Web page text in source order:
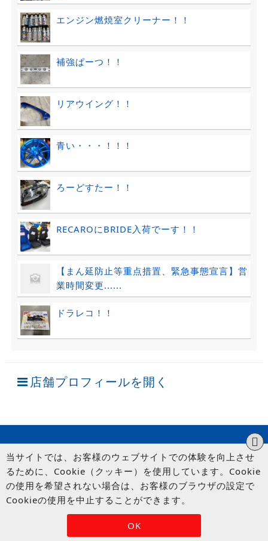
エンジン燃焼室クリーナー！！
補強ぱーつ！！
リアウイング！！
青い・・・！！！
ろーどすたー！！
RECAROにBRIDE入荷でーす！！
【まん延防止等重点措置、緊急事態宣言】営
業時間変更......
ドラレコ！！
店舗プロフィールを開く
© UP GARAGE GROUP Co., Ltd.
OK
当サイトでは、お客様のウェブサイトでの体験を向上させ
るために、Cookie（クッキー）を使用しています。Cookie
の使用を希望されない場合は、お客様のブラウザの設定で
Cookieの使用を中止することができます。